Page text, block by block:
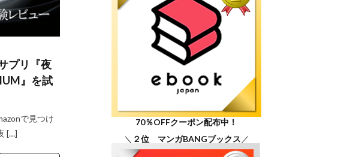
プリ『夜
』を試
で見つけ
[…]
70％OFFクーポン配布中！
＼ ２位 マンガBANGブックス ／